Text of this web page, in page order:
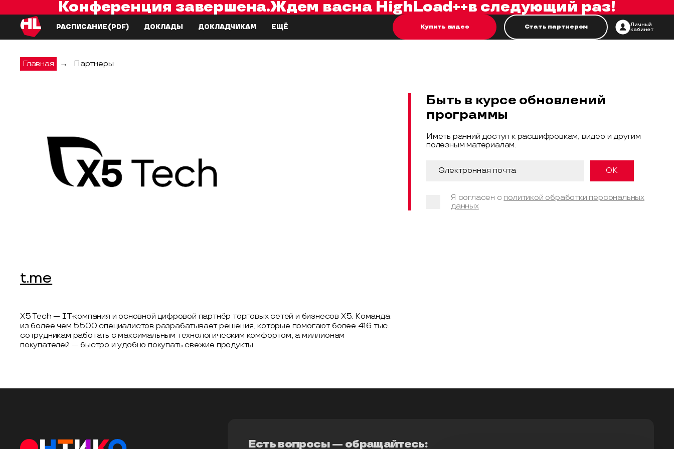
Конференция завершена.Ждем васна HighLoad++в следующий раз!
РАСПИСАНИЕ (PDF) ДОКЛАДЫ ДОКЛАДЧИКАМ ЕЩЁ Купить видео Стать партнером
Личный
кабинет
Главная → Партнеры
t.me
X5 Tech — IT-компания и основной цифровой партнёр торговых сетей и бизнесов X5. Команда
из более чем 5500 специалистов разрабатывает решения, которые помогают более 416 тыс.
сотрудникам работать с максимальным технологическим комфортом, а миллионам
покупателей — быстро и удобно покупать свежие продукты.
Быть в курсе обновлений
программы
Иметь ранний доступ к расшифровкам, видео и другим
полезным материалам.
Я согласен с политикой обработки персональных
данных
Есть вопросы — обращайтесь: